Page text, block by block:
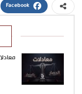
Facebook